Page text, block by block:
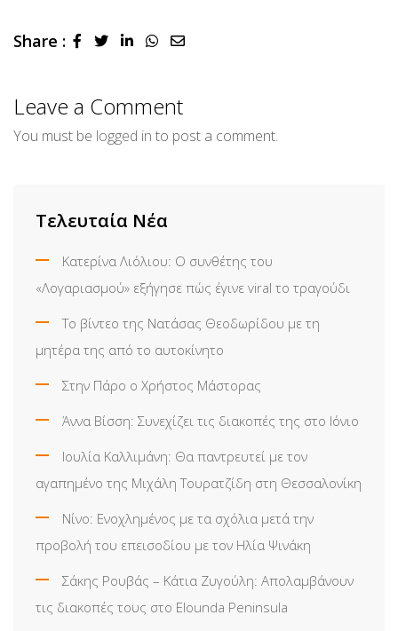
Share : LinkedInWhatsapp
Share
Leave a Comment
You must be logged in to post a comment.
Τελευταία Νέα
Κατερίνα Λιόλιου: Ο συνθέτης του
«Λογαριασμού» εξήγησε πώς έγινε viral το τραγούδι
Το βίντεο της Νατάσας Θεοδωρίδου με τη
μητέρα της από το αυτοκίνητο
Στην Πάρο ο Χρήστος Μάστορας
Άννα Βίσση: Συνεχίζει τις διακοπές της στο Ιόνιο
Ιουλία Καλλιμάνη: Θα παντρευτεί με τον
αγαπημένο της Μιχάλη Τουρατζίδη στη Θεσσαλονίκη
Νίνο: Ενοχλημένος με τα σχόλια μετά την
προβολή του επεισοδίου με τον Ηλία Ψινάκη
Σάκης Ρουβάς – Κάτια Ζυγούλη: Απολαμβάνουν
τις διακοπές τους στο Elounda Peninsula